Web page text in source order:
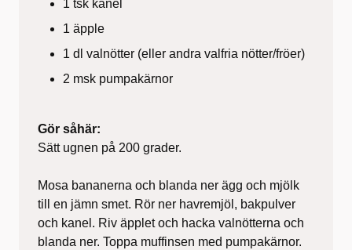
1 tsk kanel
1 äpple
1 dl valnötter (eller andra valfria nötter/fröer)
2 msk pumpakärnor
Gör såhär:
Sätt ugnen på 200 grader.
Mosa bananerna och blanda ner ägg och mjölk
till en jämn smet. Rör ner havremjöl, bakpulver
och kanel. Riv äpplet och hacka valnötterna och
blanda ner. Toppa muffinsen med pumpakärnor.